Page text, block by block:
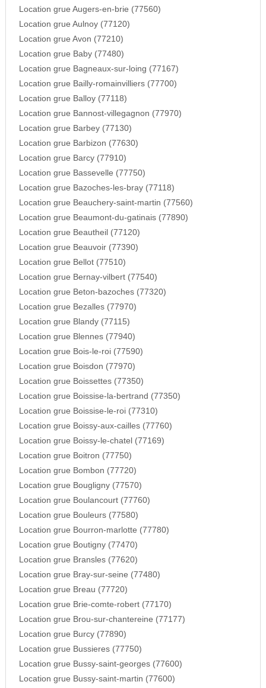
Location grue Augers-en-brie (77560)
Location grue Aulnoy (77120)
Location grue Avon (77210)
Location grue Baby (77480)
Location grue Bagneaux-sur-loing (77167)
Location grue Bailly-romainvilliers (77700)
Location grue Balloy (77118)
Location grue Bannost-villegagnon (77970)
Location grue Barbey (77130)
Location grue Barbizon (77630)
Location grue Barcy (77910)
Location grue Bassevelle (77750)
Location grue Bazoches-les-bray (77118)
Location grue Beauchery-saint-martin (77560)
Location grue Beaumont-du-gatinais (77890)
Location grue Beautheil (77120)
Location grue Beauvoir (77390)
Location grue Bellot (77510)
Location grue Bernay-vilbert (77540)
Location grue Beton-bazoches (77320)
Location grue Bezalles (77970)
Location grue Blandy (77115)
Location grue Blennes (77940)
Location grue Bois-le-roi (77590)
Location grue Boisdon (77970)
Location grue Boissettes (77350)
Location grue Boissise-la-bertrand (77350)
Location grue Boissise-le-roi (77310)
Location grue Boissy-aux-cailles (77760)
Location grue Boissy-le-chatel (77169)
Location grue Boitron (77750)
Location grue Bombon (77720)
Location grue Bougligny (77570)
Location grue Boulancourt (77760)
Location grue Bouleurs (77580)
Location grue Bourron-marlotte (77780)
Location grue Boutigny (77470)
Location grue Bransles (77620)
Location grue Bray-sur-seine (77480)
Location grue Breau (77720)
Location grue Brie-comte-robert (77170)
Location grue Brou-sur-chantereine (77177)
Location grue Burcy (77890)
Location grue Bussieres (77750)
Location grue Bussy-saint-georges (77600)
Location grue Bussy-saint-martin (77600)